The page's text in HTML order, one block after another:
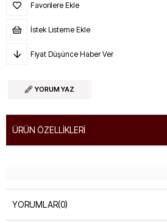
Favorilere Ekle
İstek Listeme Ekle
Fiyat Düşünce Haber Ver
YORUM YAZ
ÜRÜN ÖZELLIKLERI
YORUMLAR(0)